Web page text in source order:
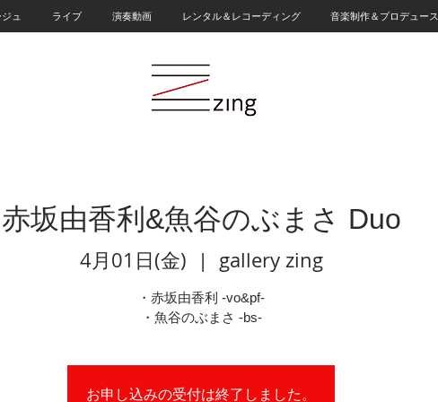
ュ ライブ 演奏動画 レンタル＆レコーディング 音楽制作＆プロデュース
赤坂由香利&魚谷のぶまさ Duo
4月01日(金)
  |
gallery zing
・赤坂由香利 -vo&pf-
・魚谷のぶまさ -bs-
お申し込みの受付は終了しました。